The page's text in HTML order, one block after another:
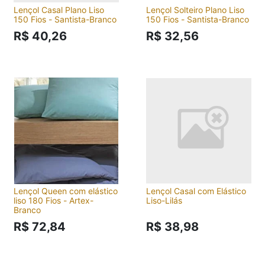
Lençol Casal Plano Liso
150 Fios - Santista-Branco
R$ 40,26
Lençol Solteiro Plano Liso
150 Fios - Santista-Branco
R$ 32,56
Lençol Queen com elástico
liso 180 Fios - Artex-
Branco
R$ 72,84
Lençol Casal com Elástico
Liso-Lilás
R$ 38,98